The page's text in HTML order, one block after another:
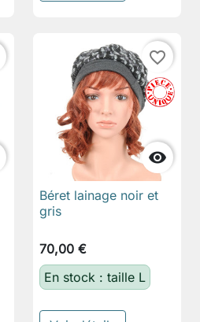

favorite_border
Béret lainage noir et
gris
70,00 €
En stock : taille L